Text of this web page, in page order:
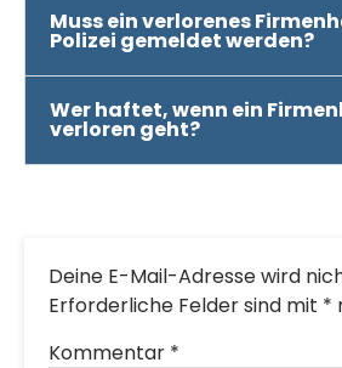
Muss ein verlorenes
Polizei gemeldet werden?
Wer haftet, wenn ein
verloren geht?
Deine E-Mail-Adresse wird
Erforderliche Felder sind mit *
Kommentar *